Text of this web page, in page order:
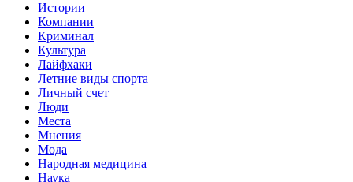
Истории
Компании
Криминал
Культура
Лайфхаки
Летние виды спорта
Личный счет
Люди
Места
Мнения
Мода
Народная медицина
Наука